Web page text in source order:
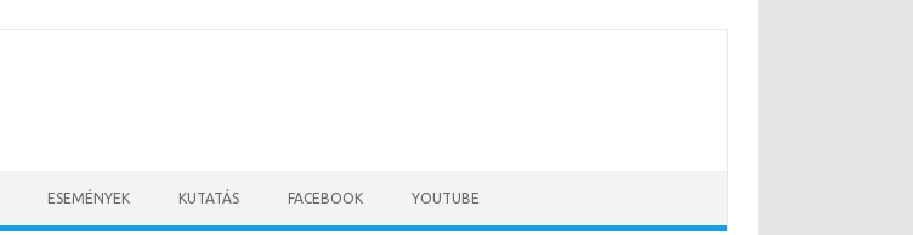
ESEMÉNYEK KUTATÁS FACEBOOK YOUTUBE